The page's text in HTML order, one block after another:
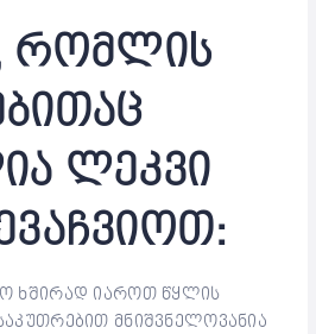
რომლის
ლეკვი
ხშირად იაროთ წყლის
მნიშვნელოვანია